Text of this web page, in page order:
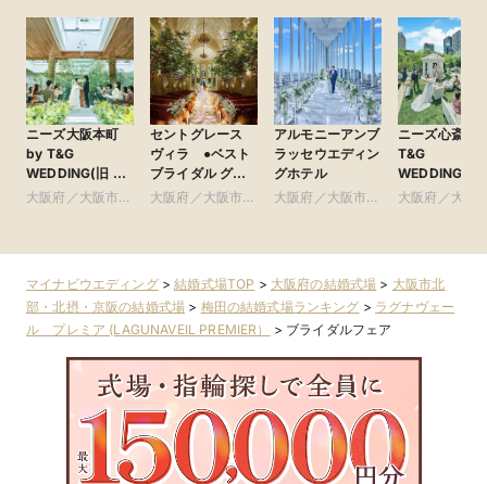
ニーズ大阪本町
by T&G
WEDDING(旧 ア
クアガーデンテラ
大阪府／大阪市北
セントグレース
ヴィラ ●ベスト
ブライダル グ
ループ
大阪府／大阪市南
アルモニーアンブ
ラッセウエディン
グホテル
大阪府／大阪市北
ニーズ心斎橋
T&G
WEDDING(旧
ルモニーアン
大阪府／大阪
マイナビウエディング>結婚式場TOP > 大阪府の結婚式場 > 大阪市北
部・北摂・京阪の結婚式場 > 梅田の結婚式場ランキング > ラグナヴェー
ル プレミア (LAGUNAVEIL PREMIER）
> ブライダルフェア